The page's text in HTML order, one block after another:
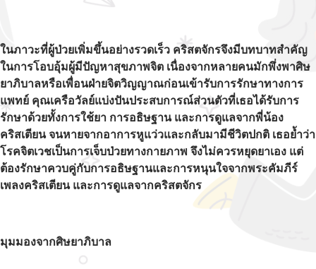
ในภาวะที่ผู้ป่วยเพิ่มขึ้นอย่างรวดเร็ว คริสตจักรจึงมีบทบาทสำคัญ
ในการโอบอุ้มผู้มีปัญหาสุขภาพจิต เนื่องจากหลายคนมักพึ่งพาศิษ
ยาภิบาลหรือเพื่อนฝ่ายจิตวิญญาณก่อนเข้ารับการรักษาทางการ
แพทย์ คุณเครือวัลย์แบ่งปันประสบการณ์ส่วนตัวที่เธอได้รับการ
รักษาด้วยทั้งการใช้ยา การอธิษฐาน และการดูแลจากพี่น้อง
คริสเตียน จนหายจากอาการหูแว่วและกลับมามีชีวิตปกติ เธอย้ำว่า
โรคจิตเวชเป็นการเจ็บป่วยทางกายภาพ จึงไม่ควรหยุดยาเอง แต่
ต้องรักษาควบคู่กับการอธิษฐานและการหนุนใจจากพระคัมภีร์
เพลงคริสเตียน และการดูแลจากคริสตจักร
มุมมองจากศิษยาภิบาล